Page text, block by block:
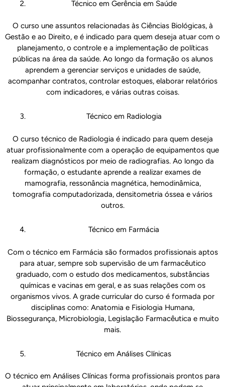
Técnico em Gerência em Saúde
O curso une assuntos relacionadas às Ciências Biológicas, à
Gestão e ao Direito, e é indicado para quem deseja atuar com o
planejamento, o controle e a implementação de políticas
públicas na área da saúde. Ao longo da formação os alunos
aprendem a gerenciar serviços e unidades de saúde,
acompanhar contratos, controlar estoques, elaborar relatórios
com indicadores, e várias outras coisas.
Técnico em Radiologia
O curso técnico de Radiologia é indicado para quem deseja
atuar profissionalmente com a operação de equipamentos que
realizam diagnósticos por meio de radiografias. Ao longo da
formação, o estudante aprende a realizar exames de
mamografia, ressonância magnética, hemodinâmica,
tomografia computadorizada, densitometria óssea e vários
outros.
Técnico em Farmácia
Com o técnico em Farmácia são formados profissionais aptos
para atuar, sempre sob supervisão de um farmacêutico
graduado, com o estudo dos medicamentos, substâncias
químicas e vacinas em geral, e as suas relações com os
organismos vivos. A grade curricular do curso é formada por
disciplinas como: Anatomia e Fisiologia Humana,
Biossegurança, Microbiologia, Legislação Farmacêutica e muito
mais.
Técnico em Análises Clínicas
O técnico em Análises Clínicas forma profissionais prontos para